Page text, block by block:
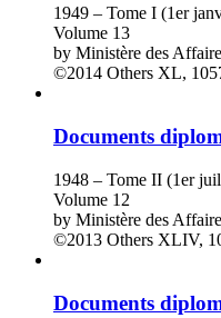
1949 – Tome I (1er
Volume 13
by Ministère des
©2014 Others XL,
Documents
1948 – Tome II (1er
Volume 12
by Ministère des
©2013 Others XLIV,
Documents